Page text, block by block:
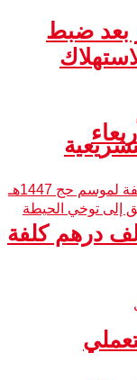
بعد ضبط
الأوقاف تحدد 63 ألف درهم كلفة